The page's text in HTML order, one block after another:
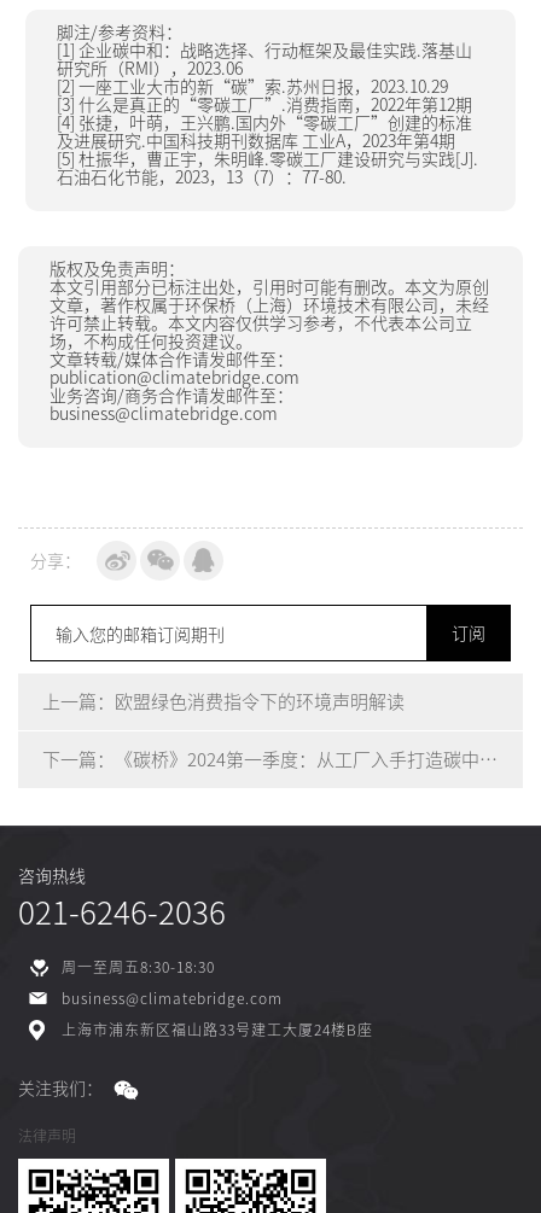
脚注/参考资料：
[1] 企业碳中和：战略选择、行动框架及最佳实践.落基山
研究所（RMI），2023.06
[2] 一座工业大市的新“碳”索.苏州日报，2023.10.29
[3] 什么是真正的“零碳工厂”.消费指南，2022年第12期
[4] 张捷，叶萌，王兴鹏.国内外“零碳工厂”创建的标准
及进展研究.中国科技期刊数据库 工业A，2023年第4期
[5] 杜振华，曹正宇，朱明峰.零碳工厂建设研究与实践[J].
石油石化节能，2023，13（7）：77-80.
版权及免责声明：
本文引用部分已标注出处，引用时可能有删改。本文为原创
文章，著作权属于环保桥（上海）环境技术有限公司，未经
许可禁止转载。本文内容仅供学习参考，不代表本公司立
场，不构成任何投资建议。
文章转载/媒体合作请发邮件至：
publication@climatebridge.com
业务咨询/商务合作请发邮件至：
business@climatebridge.com
分享：
订阅
上一篇：欧盟绿色消费指令下的环境声明解读
下一篇：《碳桥》2024第一季度：从工厂入手打造碳中和示范区
咨询热线
021-6246-2036
周一至周五8:30-18:30
business@climatebridge.com
上海市浦东新区福山路33号建工大厦24楼B座
关注我们：
法律声明